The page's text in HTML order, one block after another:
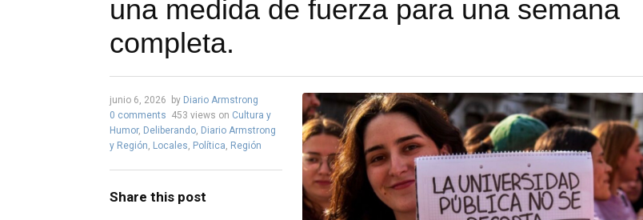
una medida de fuerza para una semana
completa.
junio 6, 2026 by Diario Armstrong
0 comments 453 views on Cultura y
Humor, Deliberando, Diario Armstrong
y Región, Locales, Política, Región
Share this post